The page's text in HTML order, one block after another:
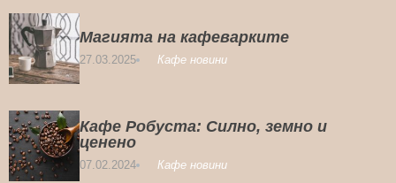
Магията на кафеварките
27.03.2025 Кафе новини
Кафе Робуста: Силно, земно и
ценено
07.02.2024 Кафе новини